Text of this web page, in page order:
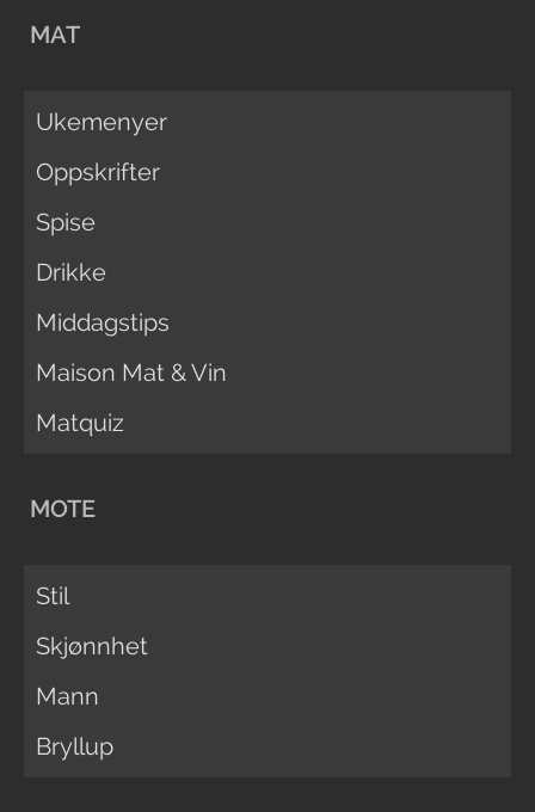
MAT
Ukemenyer
Oppskrifter
Spise
Drikke
Middagstips
Maison Mat & Vin
Matquiz
MOTE
Stil
Skjønnhet
Mann
Bryllup